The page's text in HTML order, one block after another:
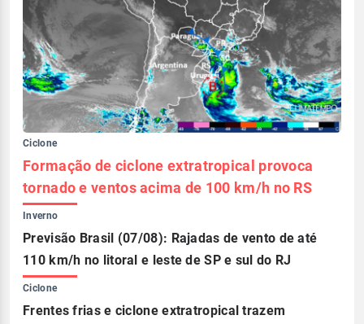
Ciclone
Formação de ciclone extratropical provoca
tornado e ventos acima de 100 km/h no RS
Inverno
Previsão Brasil (07/08): Rajadas de vento de até
110 km/h no litoral e leste de SP e sul do RJ
Ciclone
Frentes frias e ciclone extratropical trazem